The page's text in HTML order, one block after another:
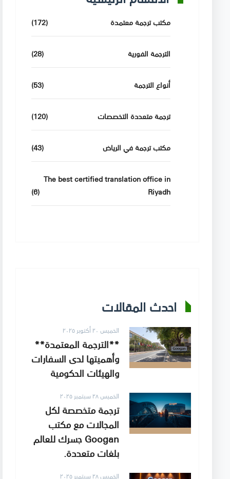
مكتب ترجمة معتمدة (172)
الترجمة الفورية (28)
أنواع الترجمة (53)
ترجمة متعددة التخصصات (120)
مكتب ترجمة في الرياض (43)
The best certified translation office in
Riyadh
(6)
احدث المقالات
الخميس ٢٠ أكتوبر ٢٠٢٥
**الترجمة المعتمدة**
وأهميتها لدى السفارات
والهيئات الحكومية
الخميس ٢٨ سبتمبر ٢٠٢٥
ترجمة متخصصة لكل
المجالات مع مكتب
Googan جسرك للعالم
بلغات متعددة.
الخميس ٢٨ سبتمبر ٢٠٢٥